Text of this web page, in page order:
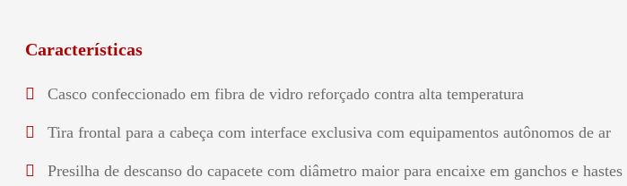
Características
Casco confeccionado em fibra de vidro reforçado contra alta temperatura
Tira frontal para a cabeça com interface exclusiva com equipamentos autônomos de ar
Presilha de descanso do capacete com diâmetro maior para encaixe em ganchos e hastes